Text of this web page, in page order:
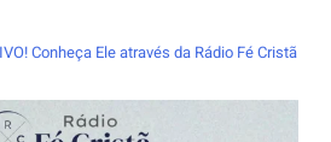
Conheça Ele através da Rádio Fé Cristã